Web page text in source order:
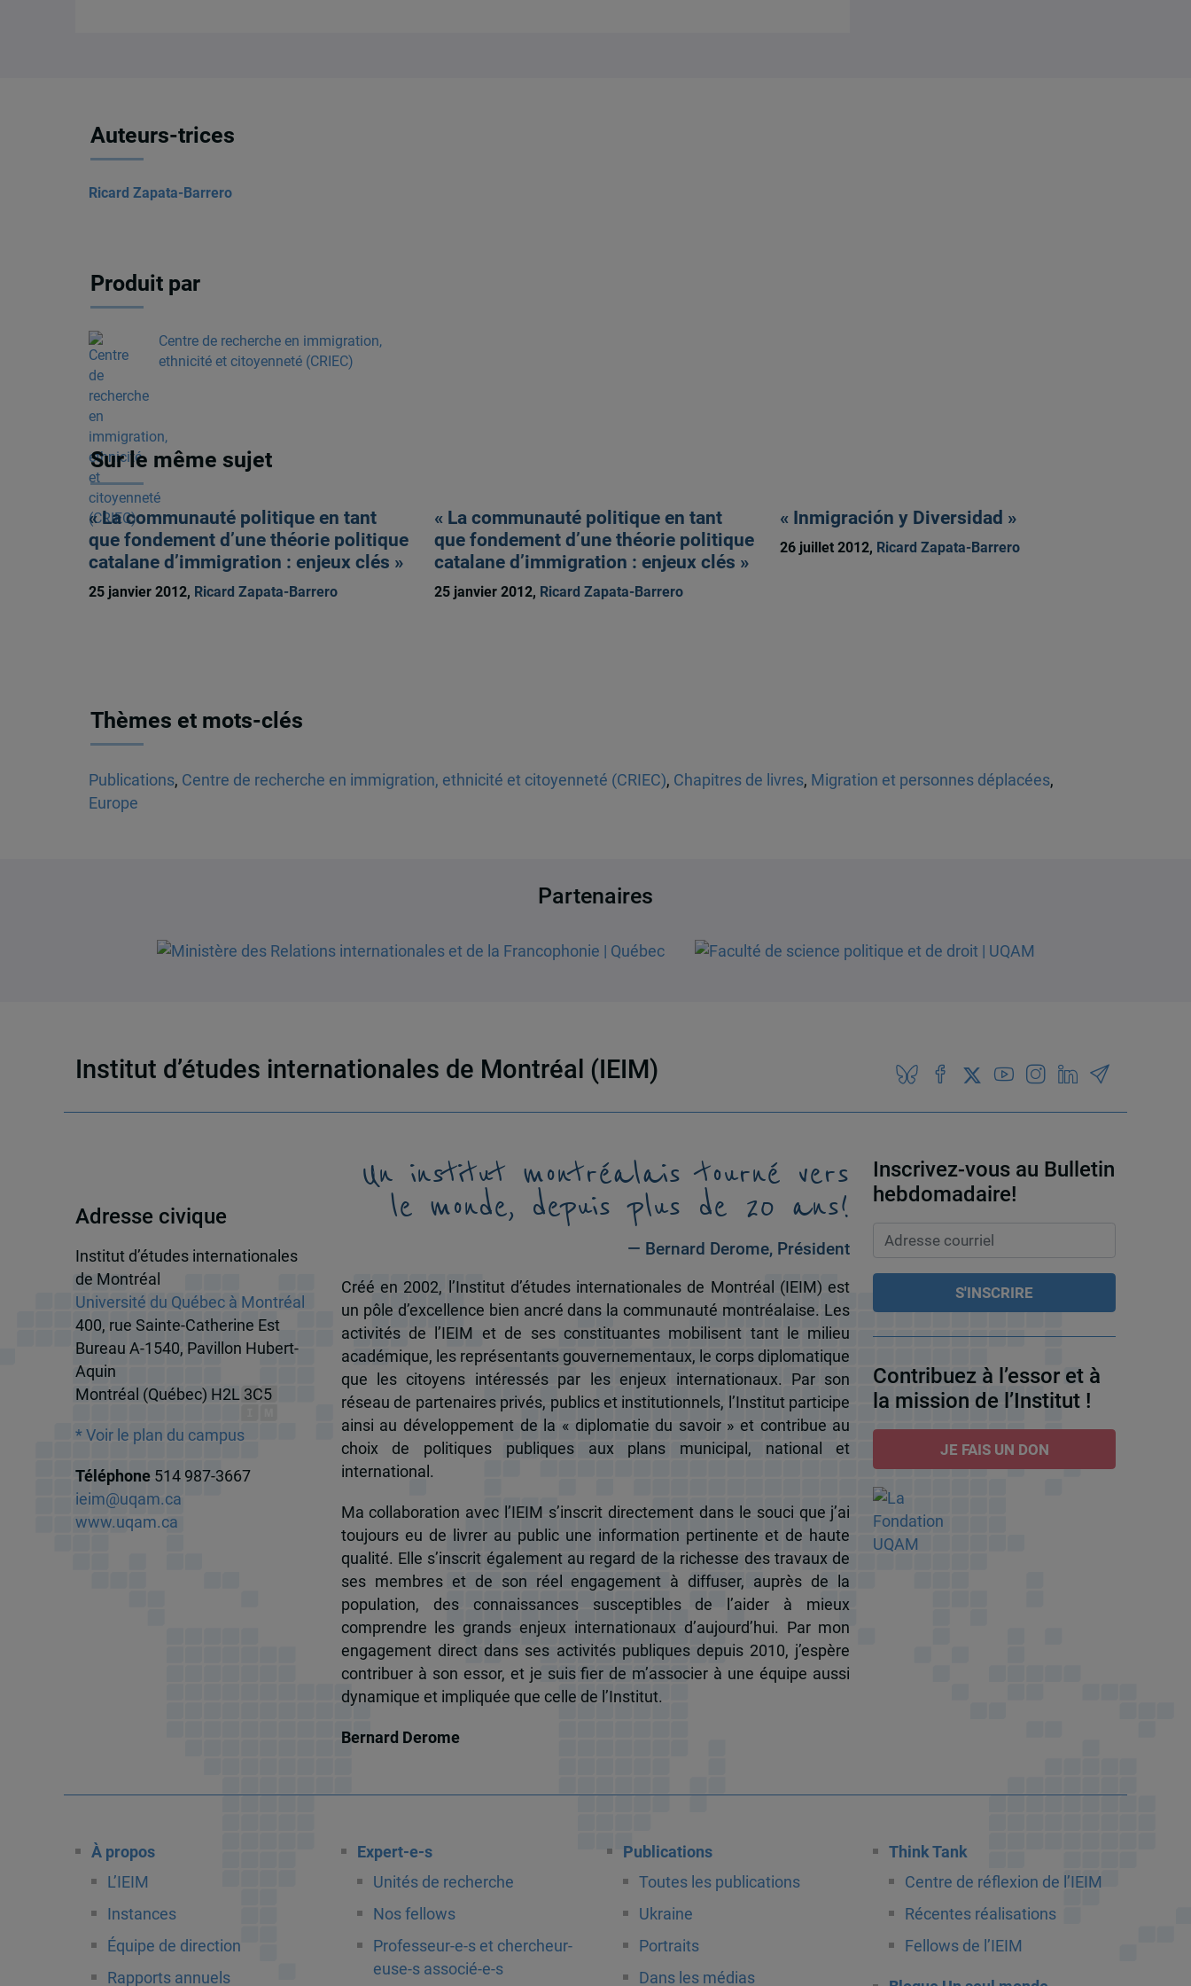
Auteurs-trices
Ricard Zapata-Barrero
Produit par
Centre de recherche en immigration,
ethnicité et citoyenneté (CRIEC)
Sur le même sujet
« La communauté politique en tant
que fondement d’une théorie politique
catalane d’immigration : enjeux clés »
25 janvier 2012, Ricard Zapata-Barrero
« La communauté politique en tant
que fondement d’une théorie politique
catalane d’immigration : enjeux clés »
25 janvier 2012, Ricard Zapata-Barrero
« Inmigración y Diversidad »
26 juillet 2012, Ricard Zapata-Barrero
Thèmes et mots-clés
Publications, Centre de recherche en immigration, ethnicité et citoyenneté (CRIEC), Chapitres de livres, Migration et personnes déplacées,
Europe
Partenaires
Institut d’études internationales de Montréal (IEIM)
Adresse civique
Institut d’études internationales
de Montréal
Université du Québec à Montréal
400, rue Sainte-Catherine Est
Bureau A-1540, Pavillon Hubert-
Aquin
Montréal (Québec) H2L 3C5
* Voir le plan du campus
Téléphone 514 987-3667
ieim@uqam.ca
www.uqam.ca
Un institut montréalais tourné vers
le monde, depuis plus de 20 ans!
— Bernard Derome, Président
Créé en 2002, l’Institut d’études internationales de Montréal (IEIM) est
un pôle d’excellence bien ancré dans la communauté montréalaise. Les
activités de l’IEIM et de ses constituantes mobilisent tant le milieu
académique, les représentants gouvernementaux, le corps diplomatique
que les citoyens intéressés par les enjeux internationaux. Par son
réseau de partenaires privés, publics et institutionnels, l’Institut participe
ainsi au développement de la « diplomatie du savoir » et contribue au
choix de politiques publiques aux plans municipal, national et
international.
Ma collaboration avec l’IEIM s’inscrit directement dans le souci que j’ai
toujours eu de livrer au public une information pertinente et de haute
qualité. Elle s’inscrit également au regard de la richesse des travaux de
ses membres et de son réel engagement à diffuser, auprès de la
population, des connaissances susceptibles de l’aider à mieux
comprendre les grands enjeux internationaux d’aujourd’hui. Par mon
engagement direct dans ses activités publiques depuis 2010, j’espère
contribuer à son essor, et je suis fier de m’associer à une équipe aussi
dynamique et impliquée que celle de l’Institut.
Bernard Derome
Inscrivez-vous au Bulletin
hebdomadaire!
Contribuez à l’essor et à
la mission de l’Institut !
JE FAIS UN DON
À propos
L’IEIM
Instances
Équipe de direction
Rapports annuels
Expert-e-s
Unités de recherche
Nos fellows
Professeur-e-s et chercheur-
euse-s associé-e-s
Publications
Toutes les publications
Ukraine
Portraits
Dans les médias
Think Tank
Centre de réflexion de l’IEIM
Récentes réalisations
Fellows de l’IEIM